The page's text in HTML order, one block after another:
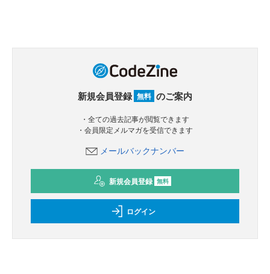
新規会員登録 無料 のご案内
・全ての過去記事が閲覧できます
・会員限定メルマガを受信できます
メールバックナンバー
新規会員登録 無料
ログイン